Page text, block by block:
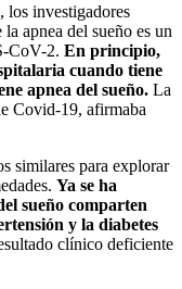
los investigadores
apnea del sueño es un
CoV-2. En principio,
cuando tiene
apnea del sueño. La
Covid-19, afirmaba
similares para explorar
Ya se ha
sueño comparten
y la diabetes
clínico deficiente